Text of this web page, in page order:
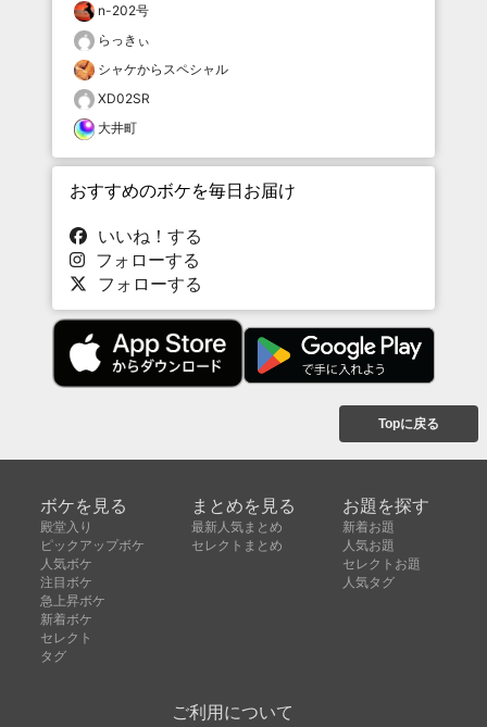
n-202号
らっきぃ
シャケからスペシャル
XD02SR
大井町
おすすめのボケを毎日お届け
いいね！する
フォローする
フォローする
Topに戻る
ボケを見る
殿堂入り
ピックアップボケ
人気ボケ
注目ボケ
急上昇ボケ
新着ボケ
セレクト
タグ
まとめを見る
最新人気まとめ
セレクトまとめ
お題を探す
新着お題
人気お題
セレクトお題
人気タグ
ご利用について